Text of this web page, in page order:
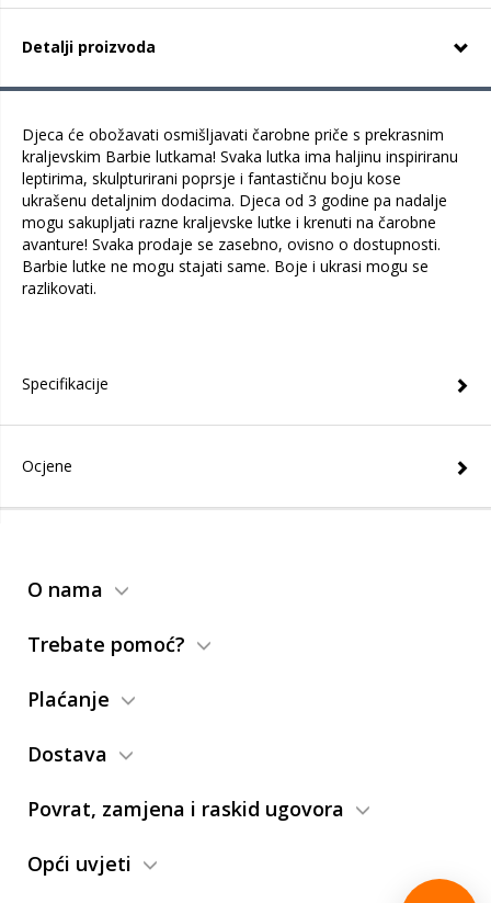
Detalji proizvoda
Djeca će obožavati osmišljavati čarobne priče s prekrasnim
kraljevskim Barbie lutkama! Svaka lutka ima haljinu inspiriranu
leptirima, skulpturirani poprsje i fantastičnu boju kose
ukrašenu detaljnim dodacima. Djeca od 3 godine pa nadalje
mogu sakupljati razne kraljevske lutke i krenuti na čarobne
avanture! Svaka prodaje se zasebno, ovisno o dostupnosti.
Barbie lutke ne mogu stajati same. Boje i ukrasi mogu se
razlikovati.
Specifikacije
Ocjene
O nama
Trebate pomoć?
Plaćanje
Dostava
Povrat, zamjena i raskid ugovora
Opći uvjeti